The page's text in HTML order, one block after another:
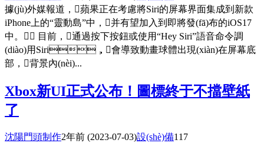
據(jù)外媒報道，蘋果正在考慮將Siri的屏幕界面集成到新款
iPhone上的“靈動島”中，并有望加入到即將發(fā)布的iOS17
中。 目前，通過按下按鈕或使用“Hey Siri”語音命令調
(diào)用Siri，會導致動畫球體出現(xiàn)在屏幕底
部，背景內(nèi)...
Xbox新UI正式公布！圖標終于不擋壁紙
了
沈陽門頭制作2年前 (2023-07-03)設(shè)備117